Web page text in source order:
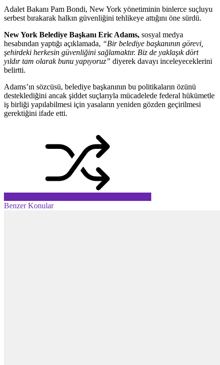
Adalet Bakanı Pam Bondi, New York yönetiminin binlerce suçluyu
serbest bırakarak halkın güvenliğini tehlikeye attığını öne sürdü.
New York Belediye Başkanı Eric Adams, sosyal medya
hesabından yaptığı açıklamada, “Bir belediye başkanının görevi,
şehirdeki herkesin güvenliğini sağlamaktır. Biz de yaklaşık dört
yıldır tam olarak bunu yapıyoruz” diyerek davayı inceleyeceklerini
belirtti.
Adams’ın sözcüsü, belediye başkanının bu politikaların özünü
desteklediğini ancak şiddet suçlarıyla mücadelede federal hükümetle
iş birliği yapılabilmesi için yasaların yeniden gözden geçirilmesi
gerektiğini ifade etti.
Benzer Konular